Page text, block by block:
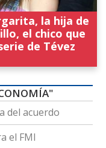
la hija de
el chico que
de Tévez
del acuerdo
el FMI